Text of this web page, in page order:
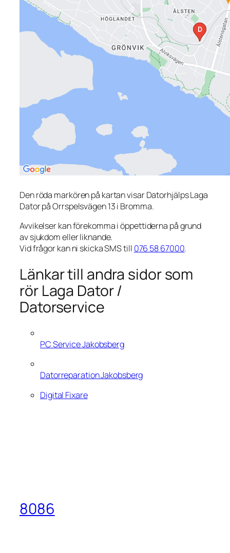
Den röda markören på kartan visar Datorhjälps Laga
Dator på Orrspelsvägen 13 i Bromma.
Avvikelser kan förekomma i öppettiderna på grund
av sjukdom eller liknande.
Vid frågor kan ni skicka SMS till 076 58 67000.
Länkar till andra sidor som
rör Laga Dator /
Datorservice
PC Service Jakobsberg
Datorreparation Jakobsberg
Digital Fixare
8086